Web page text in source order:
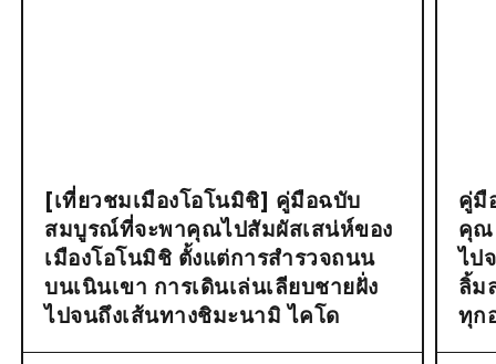
[เที่ยวชมเมืองโอโนมิชิ] คู่มือฉบับ
สมบูรณ์ที่จะพาคุณไปสัมผัสเสน่ห์ของ
เมืองโอโนมิชิ ตั้งแต่การสำรวจถนน
บนเนินเขา การเดินเล่นเลียบชายฝั่ง
ไปจนถึงเส้นทางชิมะนามิ ไคโด
คู่มื
คุณ
ไป
ลิ้ม
ทุก